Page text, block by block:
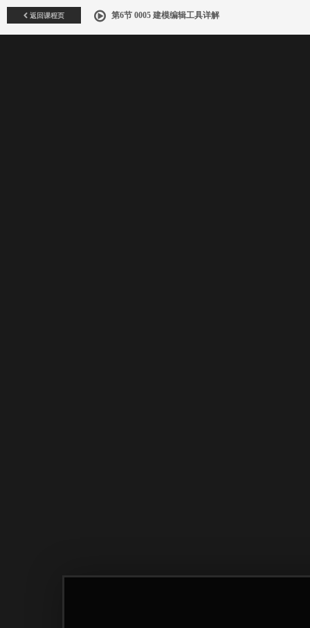
返回课程页 第6节 0005 建模编辑工具详解